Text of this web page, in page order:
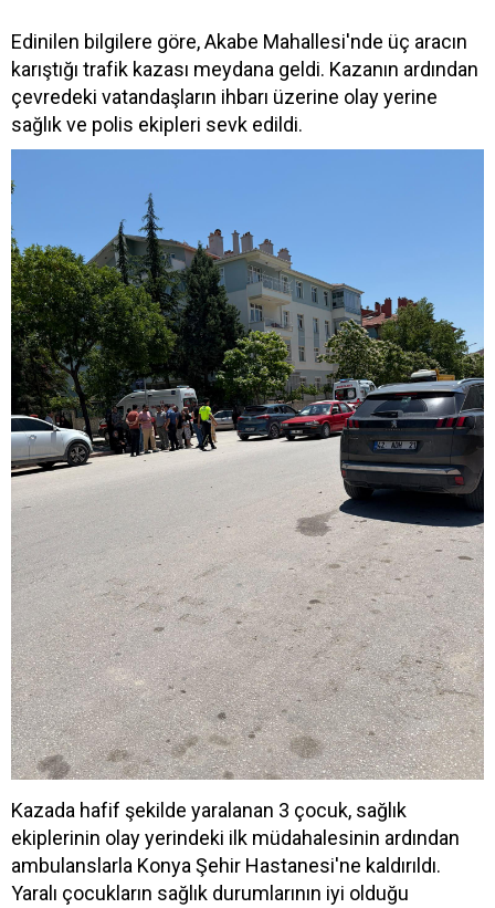
Edinilen bilgilere göre, Akabe Mahallesi'nde üç aracın
karıştığı trafik kazası meydana geldi. Kazanın ardından
çevredeki vatandaşların ihbarı üzerine olay yerine
sağlık ve polis ekipleri sevk edildi.
Kazada hafif şekilde yaralanan 3 çocuk, sağlık
ekiplerinin olay yerindeki ilk müdahalesinin ardından
ambulanslarla Konya Şehir Hastanesi'ne kaldırıldı.
Yaralı çocukların sağlık durumlarının iyi olduğu